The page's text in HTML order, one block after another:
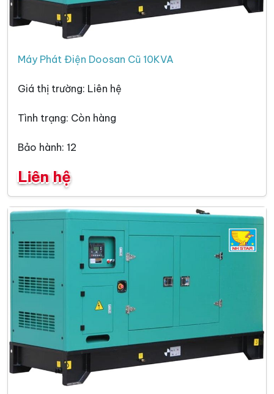
Máy Phát Điện Doosan Cũ 10KVA
Giá thị trường: Liên hệ
Tình trạng: Còn hàng
Bảo hành: 12
Liên hệ